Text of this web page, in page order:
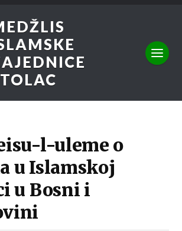
l-uleme o
u Islamskoj
u Bosni i